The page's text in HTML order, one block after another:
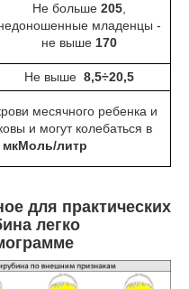
Не больше 205,
младенцы -
не выше 170
Не выше 8,5÷20,5
месячного ребенка и
и могут колебаться в
мкМоль/литр
для практических
легко